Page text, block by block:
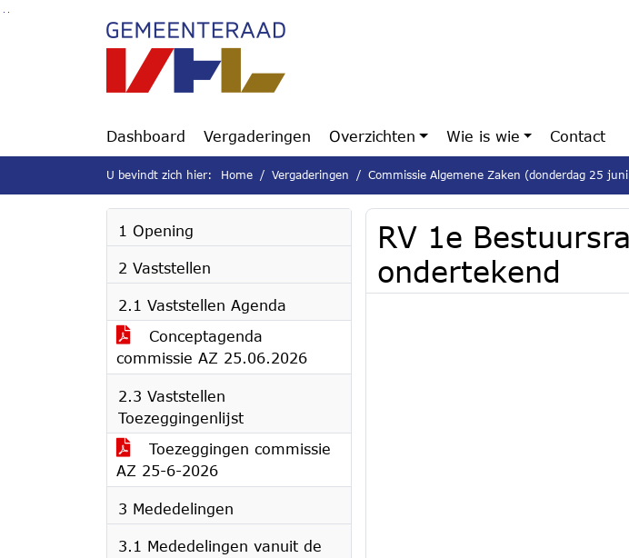
Ga naar de inhoud van deze pagina
Ga naar het zoeken
Ga naar het menu
Dashboard Vergaderingen Overzichten Wie is wie Contact
U bevindt zich hier: Home Vergaderingen Commissie Algemene Zaken (donderdag 25
1 Opening
2 Vaststellen
2.1 Vaststellen Agenda
Conceptagenda
commissie AZ 25.06.2026
2.3 Vaststellen
Toezeggingenlijst
Toezeggingen commissie
AZ 25-6-2026
3 Mededelingen
3.1 Mededelingen vanuit de
RV 1e
ondertekend